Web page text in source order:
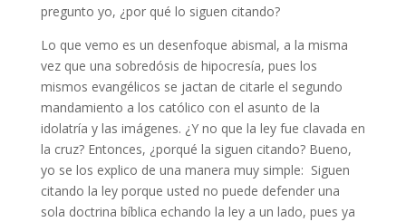
pregunto yo, ¿por qué lo siguen citando?
Lo que vemo es un desenfoque abismal, a la misma
vez que una sobredósis de hipocresía, pues los
mismos evangélicos se jactan de citarle el segundo
mandamiento a los católico con el asunto de la
idolatría y las imágenes. ¿Y no que la ley fue clavada en
la cruz? Entonces, ¿porqué la siguen citando? Bueno,
yo se los explico de una manera muy simple: Siguen
citando la ley porque usted no puede defender una
sola doctrina bíblica echando la ley a un lado, pues ya